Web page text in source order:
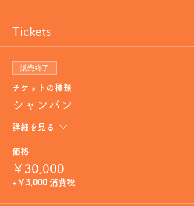
Tickets
販売終了
チケットの種類
シャンパン
詳細を見る
価格
￥30,000
+￥3,000 消費税